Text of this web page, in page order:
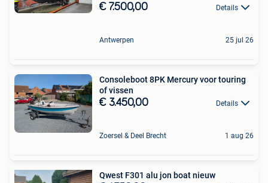
€ 7.500,00 Details
Antwerpen 25 jul 26
Consoleboot 8PK Mercury voor touring
of vissen
€ 3.450,00 Details
Zoersel & Deel Brecht 1 aug 26
Qwest F301 alu jon boat nieuw